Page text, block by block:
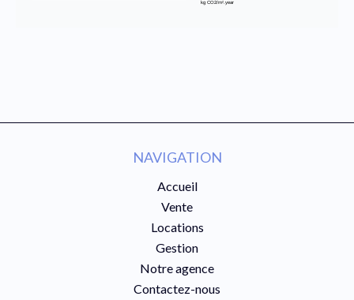
NAVIGATION
Accueil
Vente
Locations
Gestion
Notre agence
Contactez-nous